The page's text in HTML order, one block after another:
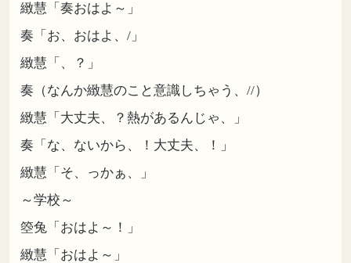
緻慧「奏おはよ～」
奏「お、おはよ、/」
緻慧「、？」
奏（なんか緻慧のこと意識しちゃう、//）
緻慧「大丈夫、？熱があるんじゃ、」
奏「な、ないから、！大丈夫、！」
緻慧「そ、っかぁ、」
～学校～
箜兔「おはよ～！」
緻慧「おはよ～」